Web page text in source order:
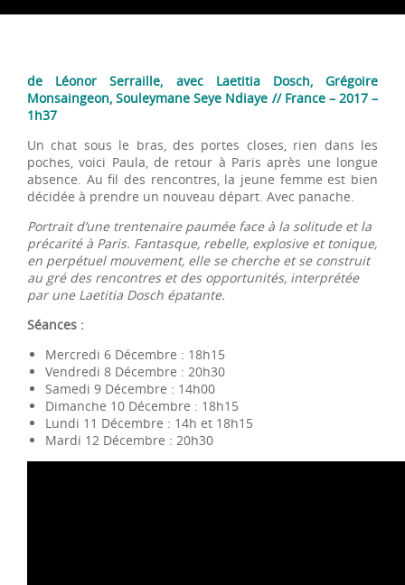
de Léonor Serraille, avec Laetitia Dosch, Grégoire
Monsaingeon, Souleymane Seye Ndiaye // France – 2017 –
1h37
Un chat sous le bras, des portes closes, rien dans les
poches, voici Paula, de retour à Paris après une longue
absence. Au fil des rencontres, la jeune femme est bien
décidée à prendre un nouveau départ. Avec panache.
Portrait d’une trentenaire paumée face à la solitude et la
précarité à Paris. Fantasque, rebelle, explosive et tonique,
en perpétuel mouvement, elle se cherche et se construit
au gré des rencontres et des opportunités, interprétée
par une Laetitia Dosch épatante.
Séances :
Mercredi 6 Décembre : 18h15
Vendredi 8 Décembre : 20h30
Samedi 9 Décembre : 14h00
Dimanche 10 Décembre : 18h15
Lundi 11 Décembre : 14h et 18h15
Mardi 12 Décembre : 20h30